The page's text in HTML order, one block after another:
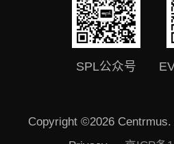
SPL公众号
Copyright ©2026